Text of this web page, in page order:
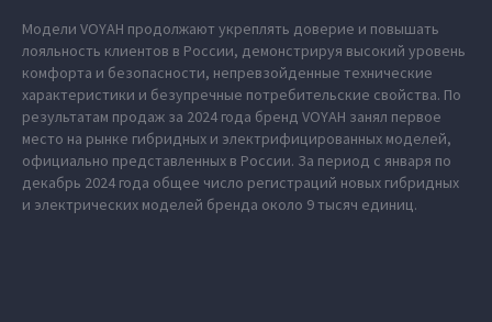
Модели VOYAH продолжают укреплять доверие и повышать
лояльность клиентов в России, демонстрируя высокий уровень
комфорта и безопасности, непревзойденные технические
характеристики и безупречные потребительские свойства. По
результатам продаж за 2024 года бренд VOYAH занял первое
место на рынке гибридных и электрифицированных моделей,
официально представленных в России. За период с января по
декабрь 2024 года общее число регистраций новых гибридных
и электрических моделей бренда около 9 тысяч единиц.